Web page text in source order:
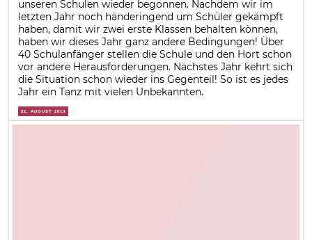
unseren Schulen wieder begonnen. Nachdem wir im
letzten Jahr noch händeringend um Schüler gekämpft
haben, damit wir zwei erste Klassen behalten können,
haben wir dieses Jahr ganz andere Bedingungen! Über
40 Schulanfänger stellen die Schule und den Hort schon
vor andere Herausforderungen. Nächstes Jahr kehrt sich
die Situation schon wieder ins Gegenteil! So ist es jedes
Jahr ein Tanz mit vielen Unbekannten.
31. AUGUST 2013